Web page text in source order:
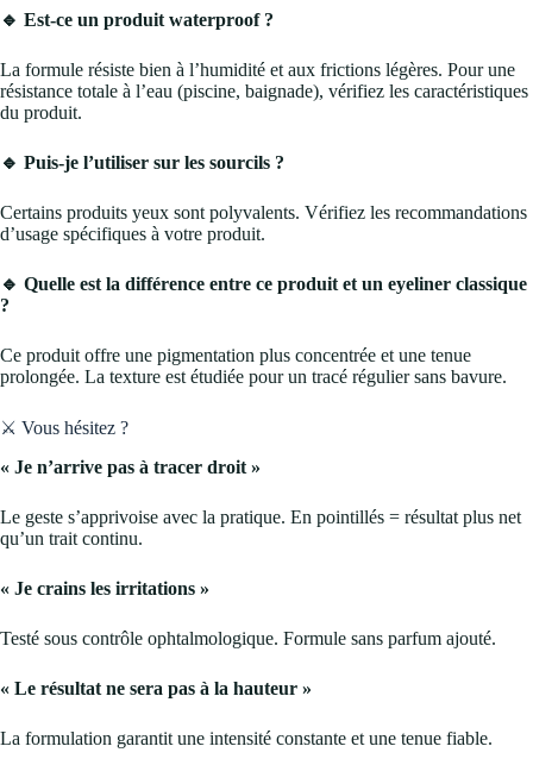
🔹 Est-ce un produit waterproof ?
La formule résiste bien à l’humidité et aux frictions légères. Pour une
résistance totale à l’eau (piscine, baignade), vérifiez les caractéristiques
du produit.
🔹 Puis-je l’utiliser sur les sourcils ?
Certains produits yeux sont polyvalents. Vérifiez les recommandations
d’usage spécifiques à votre produit.
🔹 Quelle est la différence entre ce produit et un eyeliner classique
?
Ce produit offre une pigmentation plus concentrée et une tenue
prolongée. La texture est étudiée pour un tracé régulier sans bavure.
⚔️ Vous hésitez ?
« Je n’arrive pas à tracer droit »
Le geste s’apprivoise avec la pratique. En pointillés = résultat plus net
qu’un trait continu.
« Je crains les irritations »
Testé sous contrôle ophtalmologique. Formule sans parfum ajouté.
« Le résultat ne sera pas à la hauteur »
La formulation garantit une intensité constante et une tenue fiable.